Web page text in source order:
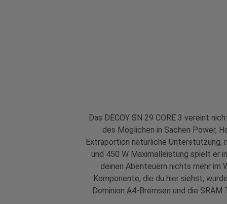
Das DECOY SN 29 CORE 3 vereint
des Möglichen in Sachen Power,
Extraportion natürliche Unterstützung,
und 450 W Maximalleistung spielt er
deinen Abenteuern nichts mehr im
Komponente, die du hier siehst,
Dominion A4-Bremsen und die